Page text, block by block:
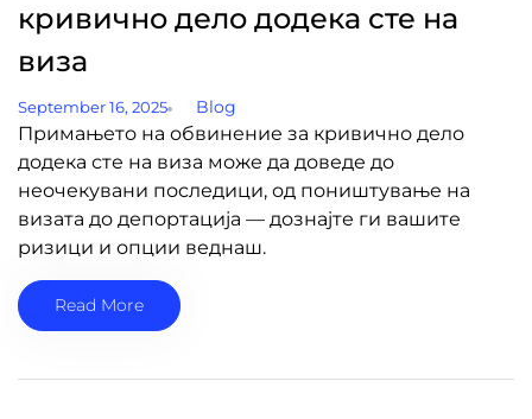
кривично дело додека сте на
виза
September 16, 2025 Blog
Примањето на обвинение за кривично дело
додека сте на виза може да доведе до
неочекувани последици, од поништување на
визата до депортација — дознајте ги вашите
ризици и опции веднаш.
Read More